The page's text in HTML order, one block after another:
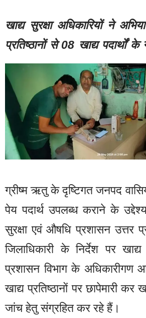
खाद्य सुरक्षा अधिकारियों ने
प्रतिष्ठानों से 08 खाद्य पदार्थों
ग्रीष्म ऋतु के दृष्टिगत जनपद
पेय पदार्थ उपलब्ध कराने के
सुरक्षा एवं औषधि प्रशासन
जिलाधिकारी के निर्देश पर
प्रशासन विभाग के अधिकारीगण
खाद्य प्रतिष्ठानों पर छापेमारी कर
जांच हेतु संग्रहित कर रहे हैं।